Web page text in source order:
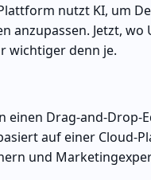
nutzt KI, um
anzupassen. Jetzt,
wichtiger denn je.
einen Drag-and-
auf einer Cloud-
und